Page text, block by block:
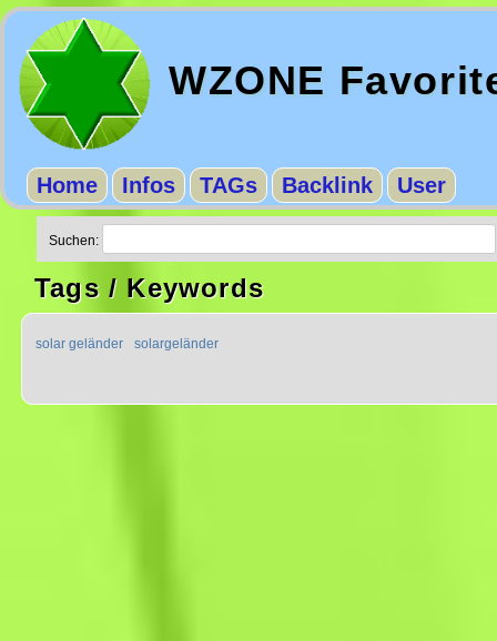
WZONE
Home Infos TAGs Backlink User
Suchen:
Tags / Keywords
solar geländer solargeländer